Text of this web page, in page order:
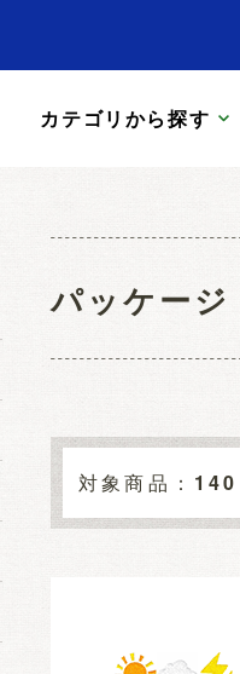
カテゴリから探す
パッケージ
140